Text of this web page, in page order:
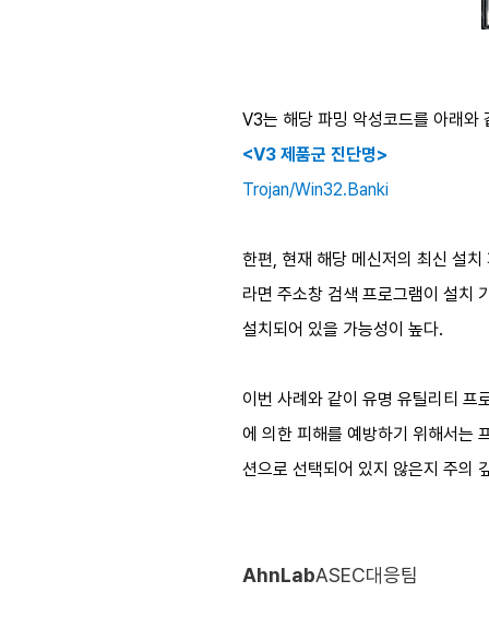
V3는 해당 파밍 악성코드를 아래와
<V3 제품군 진단명>
Trojan/Win32.Banki
한편, 현재 해당 메신저의 최신 설
라면 주소창 검색 프로그램이 설치
설치되어 있을 가능성이 높다.
이번 사례와 같이 유명 유틸리티 프
에 의한 피해를 예방하기 위해서는
션으로 선택되어 있지 않은지 주의
AhnLabASEC대응팀